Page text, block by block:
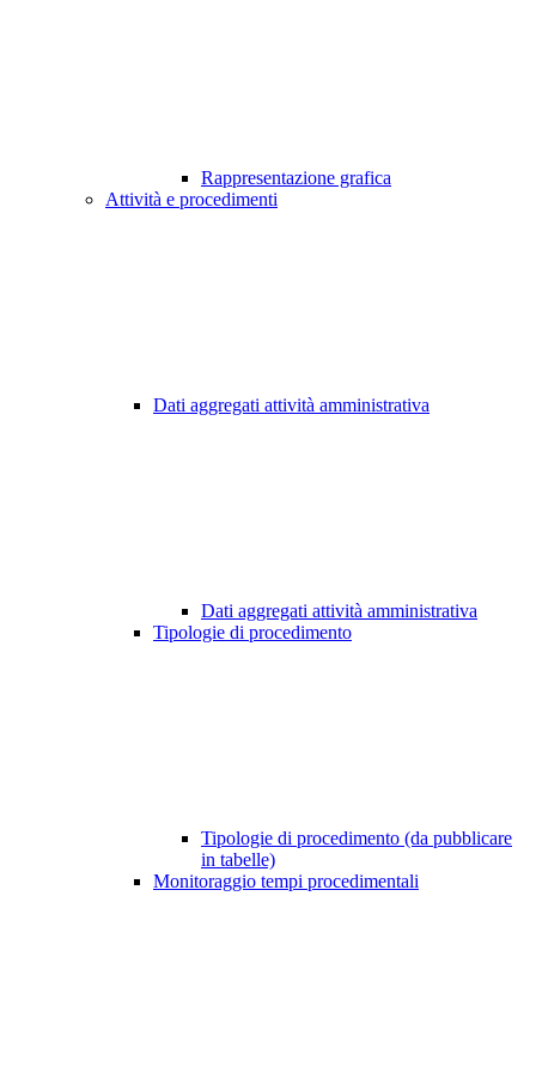
Rappresentazione grafica
Attività e procedimenti
Dati aggregati attività amministrativa
Dati aggregati attività amministrativa
Tipologie di procedimento
Tipologie di procedimento (da pubblicare
in tabelle)
Monitoraggio tempi procedimentali